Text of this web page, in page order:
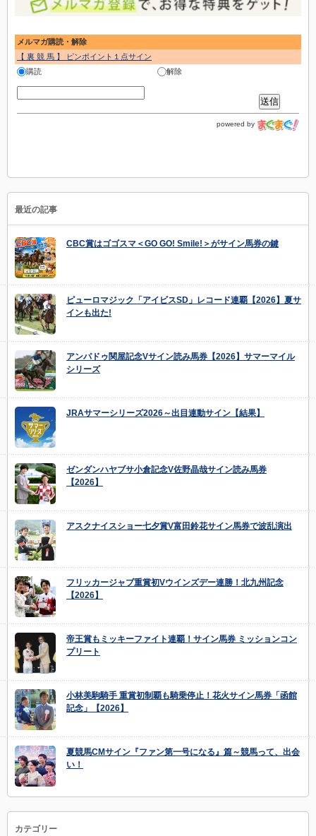
メルマガ購読・解除
【 裏 競 馬 】 ピンポイント１点サイン
購読
解除
powered by
最近の記事
CBC賞はゴゴスマ＜GO GO! Smile!＞がサイン馬券の鍵
ピューロマジック「アイビスSD」レコード連覇【2026】夏サ
インも出た!
アンパドゥ関屋記念Vサイン読み馬券【2026】サマーマイル
シリーズ
JRAサマーシリーズ2026～出目連動サイン【結果】
ゼンダンハヤブサ小倉記念V佐野晶哉サイン読み馬券
【2026】
アスクナイスショー七夕賞V富田鈴花サイン馬券で波乱演出
フリッカージャブ重賞初Vウインズデー連勝！北九州記念
【2026】
帝王賞もミッキーファイト連覇！サイン馬券 ミッションコン
プリート
小林美駒騎手 重賞初制覇も騎乗停止！花火サイン馬券「函館
記念」【2026】
夏競馬CMサイン『ファン第一号になる』篇～競馬って、出会
い！
カテゴリー